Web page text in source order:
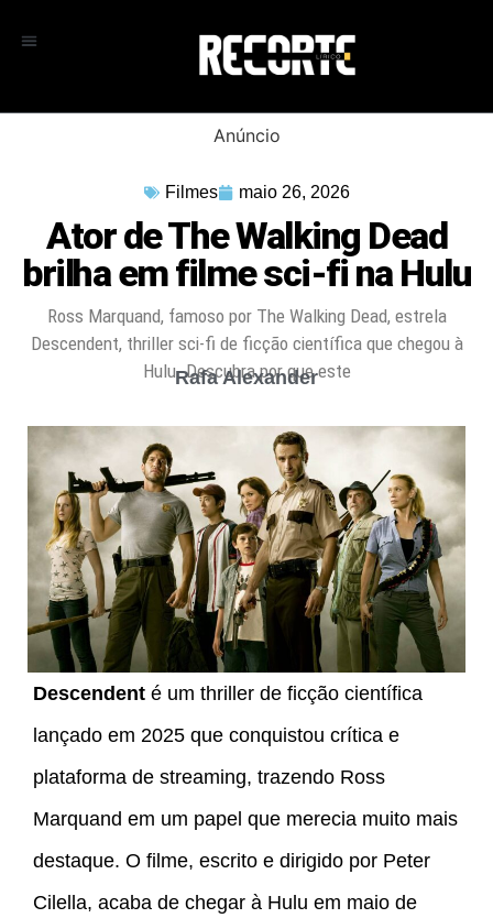
Anúncio
Filmes maio 26, 2026
Ator de The Walking Dead
brilha em filme sci-fi na Hulu
Ross Marquand, famoso por The Walking Dead, estrela
Descendent, thriller sci-fi de ficção científica que chegou à
Hulu. Descubra por que este
Rafa Alexander
Descendent é um thriller de ficção científica
lançado em 2025 que conquistou crítica e
plataforma de streaming, trazendo Ross
Marquand em um papel que merecia muito mais
destaque. O filme, escrito e dirigido por Peter
Cilella, acaba de chegar à Hulu em maio de